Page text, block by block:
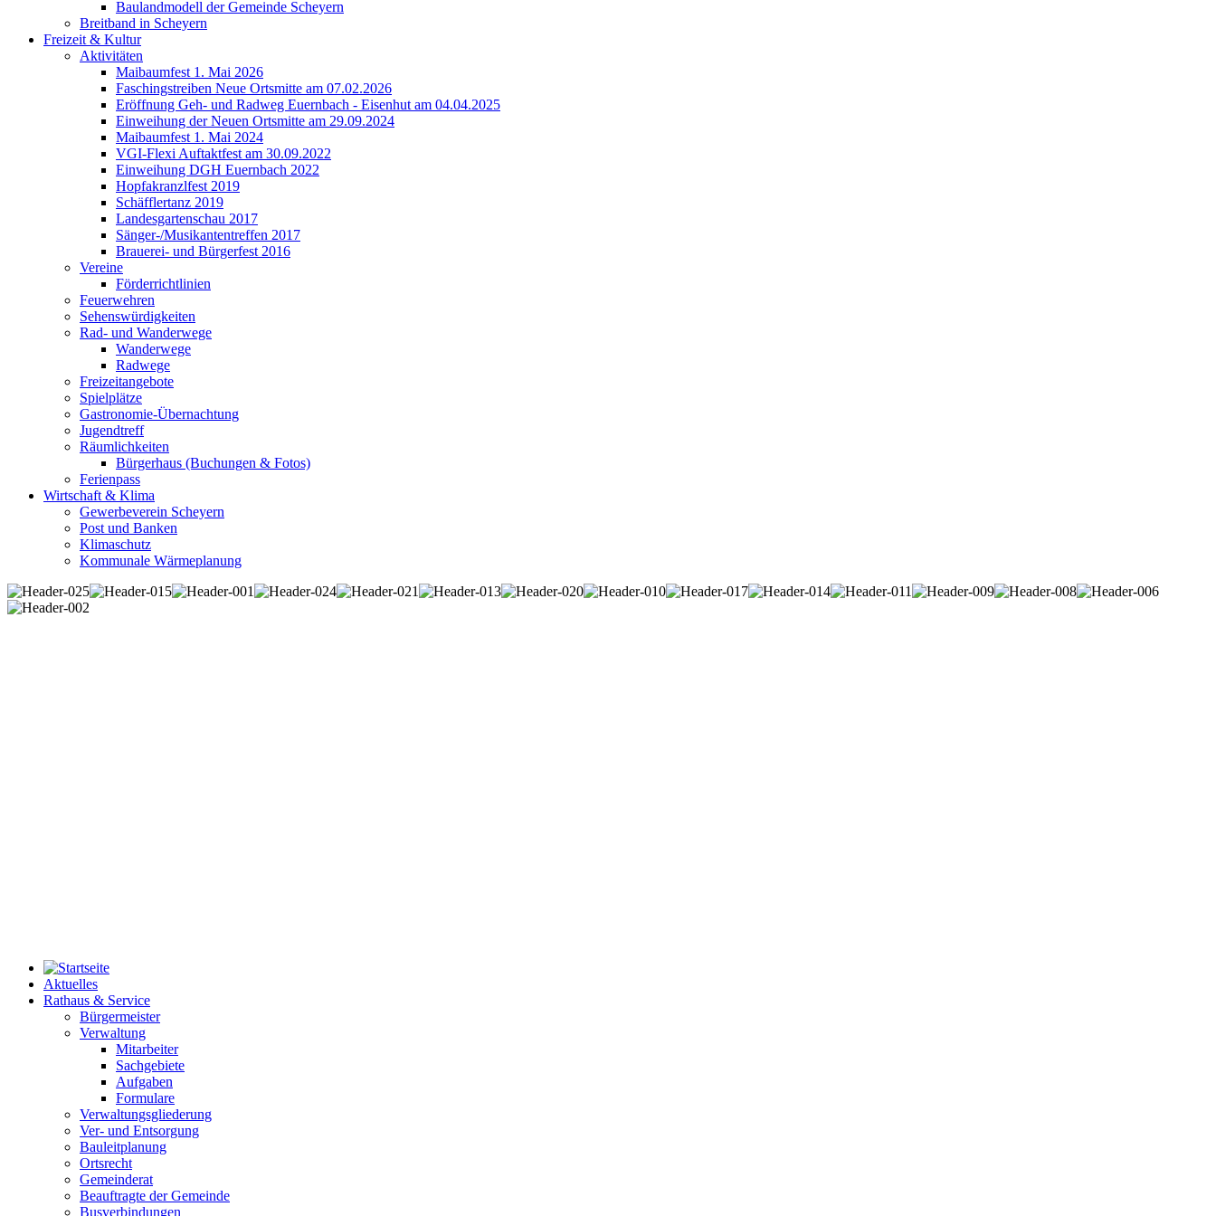
Baulandmodell der Gemeinde Scheyern
Breitband in Scheyern
Freizeit & Kultur
Aktivitäten
Maibaumfest 1. Mai 2026
Faschingstreiben Neue Ortsmitte am 07.02.2026
Eröffnung Geh- und Radweg Euernbach - Eisenhut am 04.04.2025
Einweihung der Neuen Ortsmitte am 29.09.2024
Maibaumfest 1. Mai 2024
VGI-Flexi Auftaktfest am 30.09.2022
Einweihung DGH Euernbach 2022
Hopfakranzlfest 2019
Schäfflertanz 2019
Landesgartenschau 2017
Sänger-/Musikantentreffen 2017
Brauerei- und Bürgerfest 2016
Vereine
Förderrichtlinien
Feuerwehren
Sehenswürdigkeiten
Rad- und Wanderwege
Wanderwege
Radwege
Freizeitangebote
Spielplätze
Gastronomie-Übernachtung
Jugendtreff
Räumlichkeiten
Bürgerhaus (Buchungen & Fotos)
Ferienpass
Wirtschaft & Klima
Gewerbeverein Scheyern
Post und Banken
Klimaschutz
Kommunale Wärmeplanung
Aktuelles
Rathaus & Service
Bürgermeister
Verwaltung
Mitarbeiter
Sachgebiete
Aufgaben
Formulare
Verwaltungsgliederung
Ver- und Entsorgung
Bauleitplanung
Ortsrecht
Gemeinderat
Beauftragte der Gemeinde
Busverbindungen